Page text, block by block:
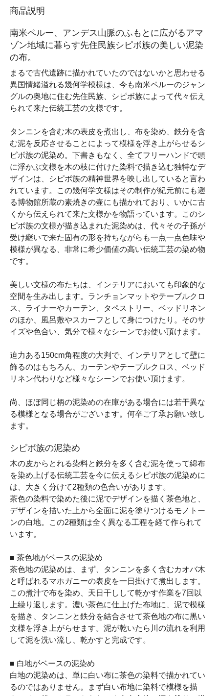
商品説明
南米ペルー、アンデス山脈のふもとに広がるアマ
ゾン地域に暮らす先住民族シピボ族の美しい泥染
の布。
まるで古代遺跡に描かれていたのではないかと思わせる
異国情緒溢れる幾何学模様は、今も南米ペルーのジャン
グルの奥地に住む先住民族、シピボ族によって代々伝え
られて来た伝統工芸の文様です。
タンニンを含む木の表皮を煮出し、布を染め、鉄分を含
む泥を反応させることによって模様を浮き上がらせるシ
ピボ族の泥染め。下書きもなく、全てフリーハンドで頭
に浮かぶ文様を木の枝に付けた染料で描き込む独特なデ
ザインは、シピボ族の精神世界を映し出していると言わ
れています。この幾何学文様はその制作が紀元前にも遡
る博物館所蔵の素焼きの壷にも描かれており、いかに古
くから伝えられて来た文様かを物語っています。このシ
ピボ族の文様が描き込まれた泥染めは、代々その子孫が
受け継いで来た固有の形を持ちながらも一点一点色味や
模様が異なる、非常に希少価値の高い伝統工芸の染め物
です。
美しい文様の布たちは、インテリアにおいても印象的な
空間を生み出します。ランチョンマットやテーブルクロ
ス、ライナーやカーテン、タペストリー、ベッドリネン
のほか、風呂敷やスカーフとして身につけたり。そのサ
イズや色合い、気分で様々なシーンでお使い頂けます。
迫力ある150cm角程度の大判で、インテリアとして壁に
飾るのはもちろん、カーテンやテーブルクロス、ベッド
リネン代わりなど様々なシーンでお使い頂けます。
尚、ほぼ同じ柄の泥染めの在庫がある場合には若干異な
る模様となる場合がございます。何卒ご了承お願い致し
ます。
シピボ族の泥染め
木の皮からとれる染料と鉄分を多く含む泥を使って綿布
を染め上げる伝統工芸を今に伝えるシピボ族の泥染めに
は、大きく分けて2種類の色合いがあります。
茶色の染料で染めた後に泥でデザインを描く茶色地と、
デザインを描いた上から全面に泥を塗りつけるモノトー
ンの白地。この2種類は全く異なる工程を経て作られて
います。
■ 茶色地がベースの泥染め
茶色地の泥染めは、まず、タンニンを多く含むカオバ木
と呼ばれるマホガニーの表皮を一日掛けて煮出します。
この煮汁で布を染め、天日干しして乾かす作業を7回以
上繰り返します。濃い茶色に仕上げた布地に、泥で模様
を描き、タンニンと鉄分を結合させて茶色地の布に黒い
文様を浮き上がらせます。泥が乾いたら川の流れを利用
して泥を洗い流し、乾かすと完成です。
■ 白地がベースの泥染め
白地の泥染めは、単に白い布に茶色の染料で描かれてい
るのではありません。まず白い布地に染料で模様を描